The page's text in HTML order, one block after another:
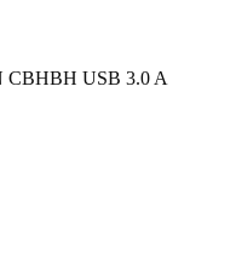
CBHBH USB 3.0 A